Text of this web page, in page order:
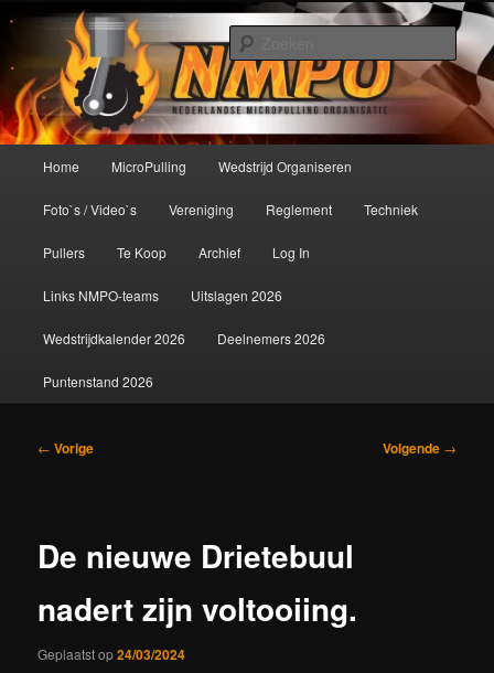
primaire
inhoudNederlandse MicroPulling
Organisatie
De meest krachtige modelbouwsport ter wereld!
Home MicroPulling Wedstrijd Organiseren
Foto`s / Video`s Vereniging Reglement Techniek
Pullers Te Koop Archief Log In
Links NMPO-teams Uitslagen 2026
Wedstrijdkalender 2026 Deelnemers 2026
Puntenstand 2026
Bericht
← Vorige Volgende →
De nieuwe Drietebuul
nadert zijn voltooiing.
Geplaatst op24/03/2024